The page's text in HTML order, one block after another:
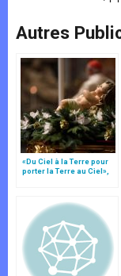
Autres
«Du Ciel à la Terre pour
porter la Terre au Ciel»,